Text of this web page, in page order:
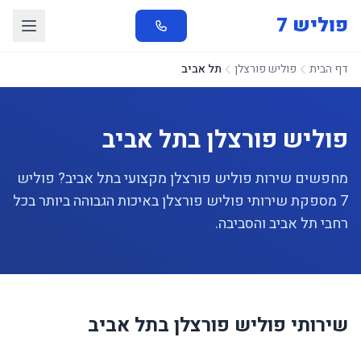
פוליש 7
דף הבית פוליש פורצלן תל אביב
פוליש פורצלן בתל אביב
מחפשים שירות פוליש פורצלן מקצועי בתל אביב? פוליש
7 מספקת שירותי פוליש פורצלן באיכות הגבוהה ביותר בכל
רחבי תל אביב והסביבה.
שירותי פוליש פורצלן בתל אביב